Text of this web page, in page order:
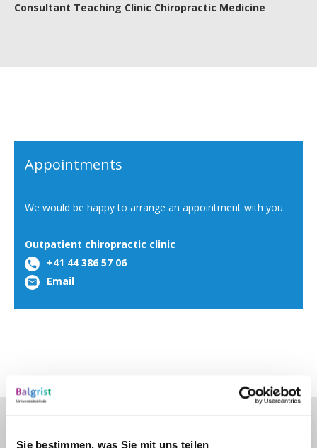
Sie bestimmen, was Sie mit uns teilen
Consultant Teaching Clinic Chiropractic Medicine
Appointments
We would be happy to arrange an appointment with you.
Outpatient chiropractic clinic
+41 44 386 57 06
Email
Chiropractic Medicine